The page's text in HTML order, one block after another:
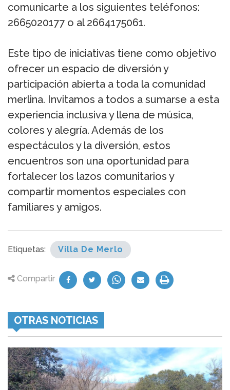
comunicarte a los siguientes teléfonos:
2665020177 o al 2664175061.
Este tipo de iniciativas tiene como objetivo
ofrecer un espacio de diversión y
participación abierta a toda la comunidad
merlina. Invitamos a todos a sumarse a esta
experiencia inclusiva y llena de música,
colores y alegría. Además de los
espectáculos y la diversión, estos
encuentros son una oportunidad para
fortalecer los lazos comunitarios y
compartir momentos especiales con
familiares y amigos.
Etiquetas: Villa De Merlo
Compartir
OTRAS NOTICIAS